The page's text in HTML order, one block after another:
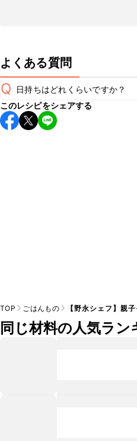
よくある質問
Q 日持ちはどれくらいですか？
こちらのレシピは出来たてをお
すすめします。
このレシピをシェアする
TOP ごはんもの 【野永シェフ】親
同じ材料の人気ラン